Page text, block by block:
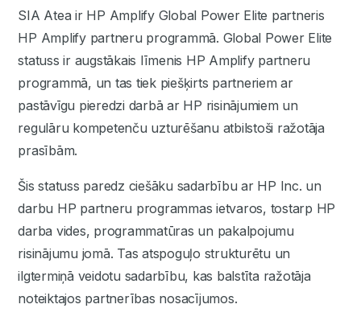
SIA Atea ir HP Amplify Global Power Elite partneris
HP Amplify partneru programmā. Global Power Elite
statuss ir augstākais līmenis HP Amplify partneru
programmā, un tas tiek piešķirts partneriem ar
pastāvīgu pieredzi darbā ar HP risinājumiem un
regulāru kompetenču uzturēšanu atbilstoši ražotāja
prasībām.
Šis statuss paredz ciešāku sadarbību ar HP Inc. un
darbu HP partneru programmas ietvaros, tostarp HP
darba vides, programmatūras un pakalpojumu
risinājumu jomā. Tas atspoguļo strukturētu un
ilgtermiņā veidotu sadarbību, kas balstīta ražotāja
noteiktajos partnerības nosacījumos.